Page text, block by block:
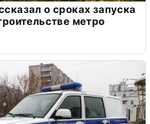
о сроках запуска
метро